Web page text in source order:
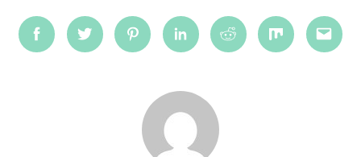
FacebookTwitterPinterestLinkedinRedditMix